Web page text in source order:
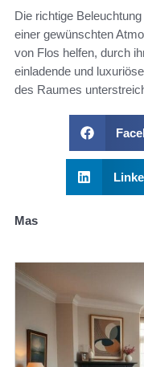
Die richtige
einer gewünschten
von Flos helfen, durch
einladende und
des Raumes
Mas